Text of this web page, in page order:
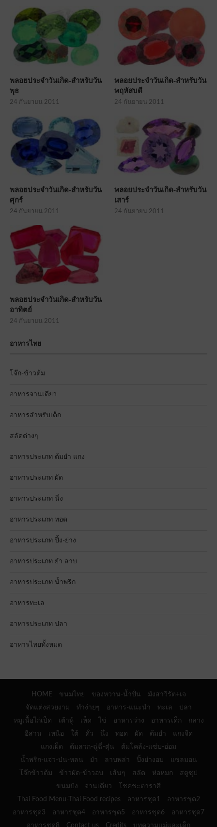
พลอยประจำวันเกิด-สำหรับวัน
พุธ
24 กันยายน 2011
พลอยประจำวันเกิด-สำหรับวัน
พฤหัสบดี
24 กันยายน 2011
พลอยประจำวันเกิด-สำหรับวัน
ศุกร์
24 กันยายน 2011
พลอยประจำวันเกิด-สำหรับวัน
เสาร์
24 กันยายน 2011
พลอยประจำวันเกิด-สำหรับวัน
อาทิตย์
24 กันยายน 2011
อาหารไทย
โจ๊ก-ข้าวต้ม
อาหารจานเดียว
อาหารสำหรับเด็ก
สลัดต่างๆ
อาหารประเภท ต้มยำ แกง
อาหารประเภท ผัด
อาหารประเภท นึ่ง
อาหารประเภท ทอด
อาหารประเภท ปิ้ง-ย่าง
อาหารประเภท ยำ ลาบ
อาหารประเภท น้ำพริก
อาหารทะเล
อาหารประเภท ปลา
อาหารไทยทั้งหมด
HOME ขนมไทย ของหวาน-น้ำปั่น
มังสาวิรัต+เจ
จัดแต่งสวยงาม
ทำง่ายๆ อาหาร-แนะนำ ทะเล
ปลา
หมูเนื้อไก่เป็ด
เต้าหู้ เห็ด ไข่ อาหารว่าง อาหารเด็ก
กลาง
อีสาน
เหนือ ใต้ คั่ว นึ่ง ทอด ผัด ต้มยำ
แกงจืด
แกงเผ็ด
ต้มลวก-ฉู่ฉี่-ตุ๋น
ต้มโคล้ง-แซ่บ-อ่อม
น้ำพริก-แจ่ว-ป่น-หลน
ยำ ลาบพล่า ปิ้งย่างอบ
แซลมอน
โจ๊กข้าวต้ม
ข้าวผัด-ข้าวอบ เส้นๆ สลัด ห่อหมก
สตูซุป
ขนมปัง
จานเดียว
โชคชะตาราศี
Thai Food Menu-Thai Food recipes
อาหารชุด1
อาหารชุด2
อาหารชุด3
อาหารชุด4 อาหารชุด5 อาหารชุด6
อาหารชุด7